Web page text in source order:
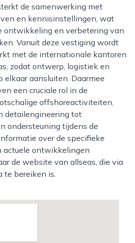
de samenwerking met
en kennisinstellingen, wat
ontwikkeling en verbetering van
Vanuit deze vestiging wordt
met de internationale kantoren
zodat ontwerp, logistiek en
elkaar aansluiten. Daarmee
een cruciale rol in de
offshoreactiviteiten,
detailengineering tot
ondersteuning tijdens de
over de specifieke
actuele ontwikkelingen
de website van allseas, die via
te bereiken is.